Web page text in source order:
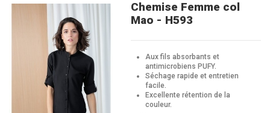
Chemise Femme col
Mao - H593
Aux fils absorbants et
antimicrobiens PUFY.
Séchage rapide et entretien
facile.
Excellente rétention de la
couleur.